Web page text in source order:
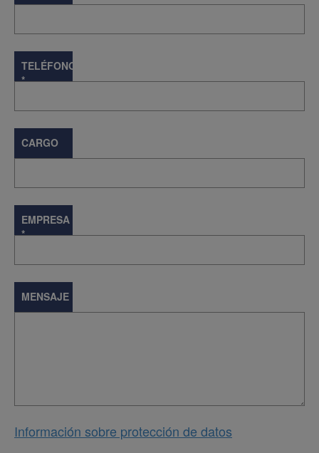
TELÉFONO
*
CARGO
EMPRESA
*
MENSAJE
Información sobre protección de datos